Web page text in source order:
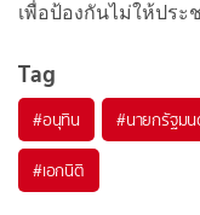
เพื่อป้องกันไม่ให้ประ
Tag
#อนุทิน #นายกรัฐม
#เอกนิติ